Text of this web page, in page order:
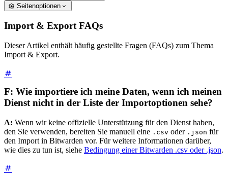
Seitenoptionen
Import & Export FAQs
Dieser Artikel enthält häufig gestellte Fragen (FAQs) zum Thema
Import & Export.
F: Wie importiere ich meine Daten, wenn ich meinen
Dienst nicht in der Liste der Importoptionen sehe?
A: Wenn wir keine offizielle Unterstützung für den Dienst haben,
den Sie verwenden, bereiten Sie manuell eine .csv oder .json für
den Import in Bitwarden vor. Für weitere Informationen darüber,
wie dies zu tun ist, siehe Bedingung einer Bitwarden .csv oder .json.